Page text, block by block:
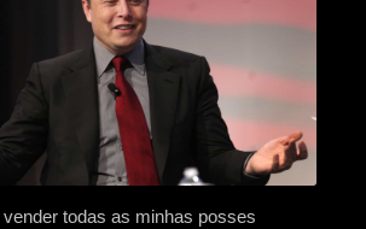
vender todas as minhas posses